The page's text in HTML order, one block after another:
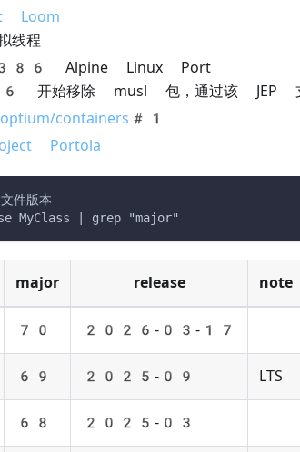
Loom
线程
Alpine Linux Port
开始移除 musl 包，通过该 JEP
containers#1
Portola
件版本
MyClass | grep "major"
major release note
70 2026-03-17
69 2025-09 LTS
68 2025-03